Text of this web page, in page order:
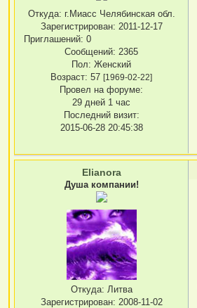
Откуда: г.Миасс Челябинская обл.
Зарегистрирован: 2011-12-17
Приглашений: 0
Сообщений: 2365
Пол: Женский
Возраст: 57[1969-02-22]
Провел на форуме:
29 дней 1 час
Последний визит:
2015-06-28 20:45:38
Elianora
Душа компании!
Откуда: Литва
Зарегистрирован: 2008-11-02